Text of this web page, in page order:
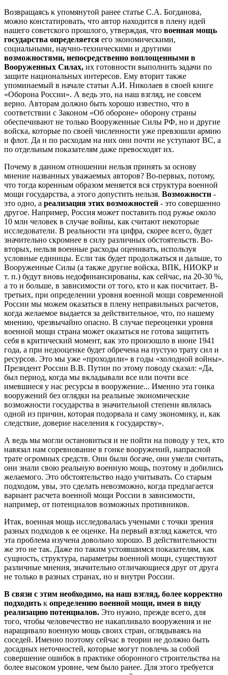
Возвращаясь к упомянутой ранее статье С.А. Богданова,
можно констатировать, что автор находится в плену идей
нашего советского прошлого, утверждая, что военная мощь
государства определяется его экономическими,
социальными, научно-техническими и другими
возможностями, непосредственно воплощенными в
Вооруженных Силах, их готовности выполнить задачи по
защите национальных интересов. Ему вторит также
упоминаемый в начале статьи А.И. Николаев в своей книге
«Оборона России». А ведь это, на наш взгляд, не совсем
верно. Авторам должно быть хорошо известно, что в
соответствии с Законом «Об обороне» оборону страны
обеспечивают не только Вооруженные Силы РФ, но и другие
войска, которые по своей численности уже превзошли армию
и флот. Да и по расходам на них они почти не уступают ВС, а
по отдельным показателям даже превосходят их.
Почему в данном отношении нельзя принять за основу
мнение названных уважаемых авторов? Во-первых, потому,
что тогда коренным образом меняется вся структура военной
мощи государства, а этого допустить нельзя. Возможности -
это одно, а реализация этих возможностей - это совершенно
другое. Например, Россия может поставить под ружье около
10 млн человек в случае войны, как считают некоторые
исследователи. В реальности эта цифра, скорее всего, будет
значительно скромнее в силу различных обстоятельств. Во-
вторых, нельзя военные расходы оценивать, используя
условные единицы. Если так будет продолжаться и дальше, то
Вооруженные Силы (а также другие войска, ВПК, НИОКР и
т. п.) будут вновь недофинансированы, как сейчас, на 20-30 %,
а то и больше, в зависимости от того, кто и как посчитает. В-
третьих, при определении уровня военной мощи современной
России мы можем оказаться в плену неправильных расчетов,
когда желаемое выдается за действительное, что, по нашему
мнению, чрезвычайно опасно. В случае переоценки уровня
военной мощи страна может оказаться не готова защитить
себя в критический момент, как это произошло в июне 1941
года, а при недооценке будет обречена на пустую трату сил и
ресурсов. Это мы уже «проходили» в годы «холодной войны».
Президент России В.В. Путин по этому поводу сказал: «Да,
был период, когда мы вкладывали все или почти все
имевшиеся у нас ресурсы в вооружение... Именно эта гонка
вооружений без оглядки на реальные экономические
возможности государства в значительной степени являлась
одной из причин, которая подорвала и саму экономику, и, как
следствие, доверие населения к государству».
А ведь мы могли остановиться и не пойти на поводу у тех, кто
навязал нам соревнование в гонке вооружений, напрасной
трате огромных средств. Они были богаче, они умели считать,
они знали свою реальную военную мощь, поэтому и добились
желаемого. Это обстоятельство надо учитывать. Со старым
подходом, увы, это сделать невозможно, когда предлагается
вариант расчета военной мощи России в зависимости,
например, от потенциалов возможных противников.
Итак, военная мощь исследовалась учеными с точки зрения
разных подходов к ее оценке. На первый взгляд кажется, что
эта проблема изучена довольно хорошо. В действительности
же это не так. Даже по таким устоявшимся показателям, как
сущность, структура, параметры военной мощи, существуют
различные мнения, значительно отличающиеся друг от друга
не только в разных странах, но и внутри России.
В связи с этим необходимо, на наш взгляд, более корректно
подходить к определению военной мощи, имея в виду
реализацию потенциалов. Это нужно, прежде всего, для
того, чтобы человечество не накапливало вооружения и не
наращивало военную мощь своих стран, оглядываясь на
соседей. Именно поэтому сейчас в теории не должно быть
досадных неточностей, которые могут повлечь за собой
совершение ошибок в практике оборонного строительства на
более высоком уровне, чем было ранее. Для этого требуется